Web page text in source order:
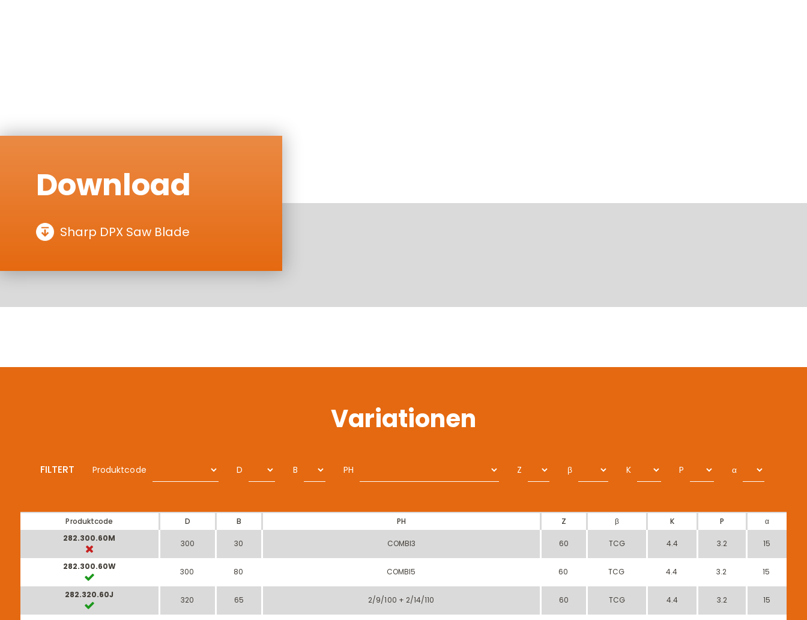
Download
Sharp DPX Saw Blade
Variationen
FILTERT Produktcode D B PH Z β K P α
Produktcode D B PH Z β K P
α
282.300.60M
300 30 COMBI3 60 TCG 4.4 3.2 15
282.300.60W
300 80 COMBI5 60 TCG 4.4 3.2 15
282.320.60J
320 65 2/9/100 + 2/14/110 60 TCG 4.4 3.2 15